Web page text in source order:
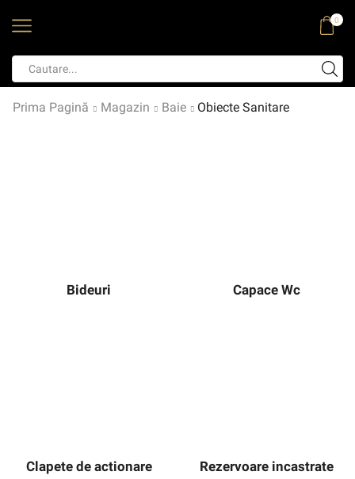
0
Prima Pagină Magazin Baie Obiecte Sanitare
Bideuri Capace Wc
Clapete de actionare Rezervoare incastrate